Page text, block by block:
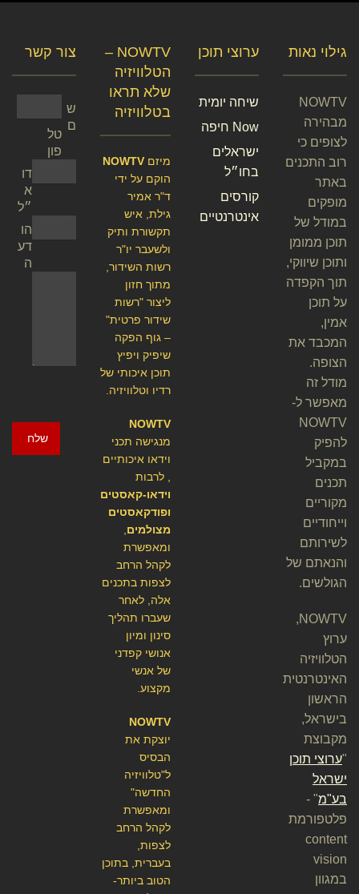
צור קשר
ש
ם
טל
פון
דו
א
״ל
הו
דע
ה
שלח
NOWTV –
הטלוויזיה
שלא תראו
בטלוויזיה
מיזם NOWTV
הוקם על ידי
ד"ר אמיר
גילת, איש
תקשורת ותיק
ולשעבר יו"ר
רשות השידור,
מתוך חזון
ליצור "רשות
שידור פרטית"
– גוף הפקה
שיפיק ויפיץ
תוכן איכותי של
רדיו וטלוויזיה.
NOWTV
מנגישה תכני
וידאו איכותיים
, לרבות
וידאו-קאסטים
ופודקאסטים
מצולמים
ומאפשרת
לקהל הרחב
לצפות בתכנים
אלה, לאחר
שעברו תהליך
סינון ומיון
אנושי קפדני
של אנשי
מקצוע.
NOWTV
יוצקת את
הבסיס
ל"טלוויזיה
החדשה"
ומאפשרת
לקהל הרחב
לצפות,
בעברית, בתוכן
הטוב ביותר-
ערוצי תוכן
שיחה יומית
Now חיפה
ישראלים
בחו״ל
קורסים
אינטרנטיים
גילוי נאות
NOWTV
מבהירה
לצופים כי
רוב התכנים
באתר
מופקים
במודל של
תוכן ממומן
ותוכן שיווקי,
תוך הקפדה
על תוכן
אמין,
המכבד את
הצופה.
מודל זה
מאפשר ל-
NOWTV
להפיק
במקביל
תכנים
מקוריים
וייחודיים
לשירותם
והנאתם של
הגולשים.
NOWTV,
ערוץ
הטלוויזיה
האינטרנטית
הראשון
בישראל,
מקבוצת
"ערוצי תוכן
ישראל
בע"מ" -
פלטפורמת
content
vision
במגוון